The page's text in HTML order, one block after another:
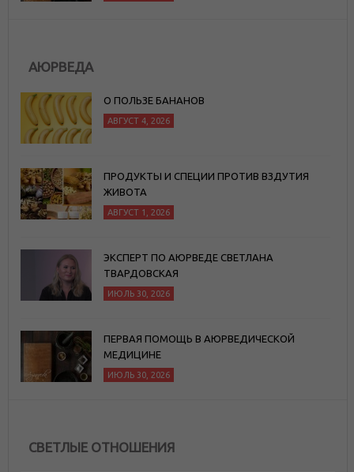
АЮРВЕДА
О ПОЛЬЗЕ БАНАНОВ
АВГУСТ 4, 2026
ПРОДУКТЫ И СПЕЦИИ ПРОТИВ ВЗДУТИЯ
ЖИВОТА
АВГУСТ 1, 2026
ЭКСПЕРТ ПО АЮРВЕДЕ СВЕТЛАНА
ТВАРДОВСКАЯ
ИЮЛЬ 30, 2026
ПЕРВАЯ ПОМОЩЬ В АЮРВЕДИЧЕСКОЙ
МЕДИЦИНЕ
ИЮЛЬ 30, 2026
СВЕТЛЫЕ ОТНОШЕНИЯ